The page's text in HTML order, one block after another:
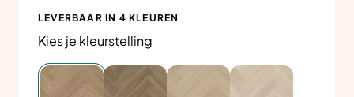
LEVERBAAR IN 4 KLEUREN
Kies je kleurstelling